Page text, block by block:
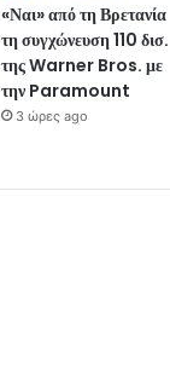
«Ναι» από τη Βρετανία
τη συγχώνευση 110 δισ.
της Warner Bros. με
την Paramount
3 ώρες ago